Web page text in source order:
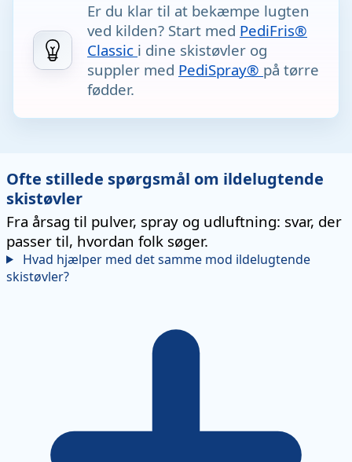
Er du klar til at bekæmpe lugten
ved kilden? Start med PediFris®
Classic i dine skistøvler og
suppler med PediSpray® på tørre
fødder.
Ofte stillede spørgsmål om ildelugtende
skistøvler
Fra årsag til pulver, spray og udluftning: svar, der
passer til, hvordan folk søger.
Hvad hjælper med det samme mod ildelugtende
skistøvler?